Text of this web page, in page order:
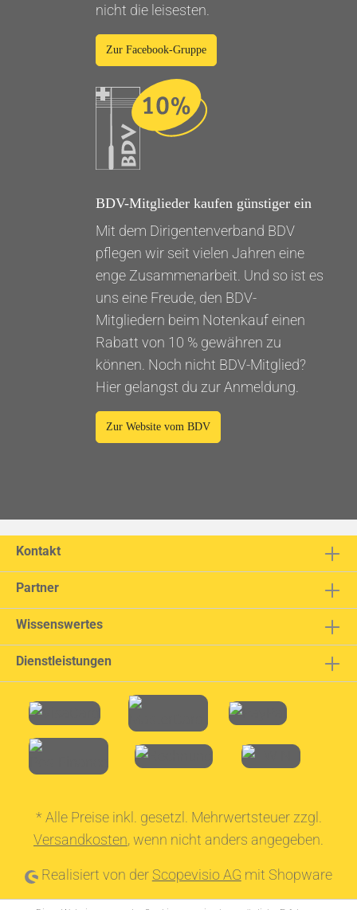
nicht die leisesten.
Zur Facebook-Gruppe
BDV-Mitglieder kaufen günstiger ein
Mit dem Dirigentenverband BDV
pflegen wir seit vielen Jahren eine
enge Zusammenarbeit. Und so ist es
uns eine Freude, den BDV-
Mitgliedern beim Notenkauf einen
Rabatt von 10 % gewähren zu
können. Noch nicht BDV-Mitglied?
Hier gelangst du zur Anmeldung.
Zur Website vom BDV
Kontakt
Partner
Wissenswertes
Dienstleistungen
* Alle Preise inkl. gesetzl. Mehrwertsteuer zzgl.
Versandkosten, wenn nicht anders angegeben.
Realisiert von der Scopevisio AG mit Shopware